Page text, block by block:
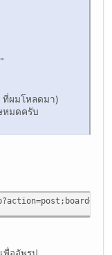
"
ที่ผมโหลดมา)
หมดครับ